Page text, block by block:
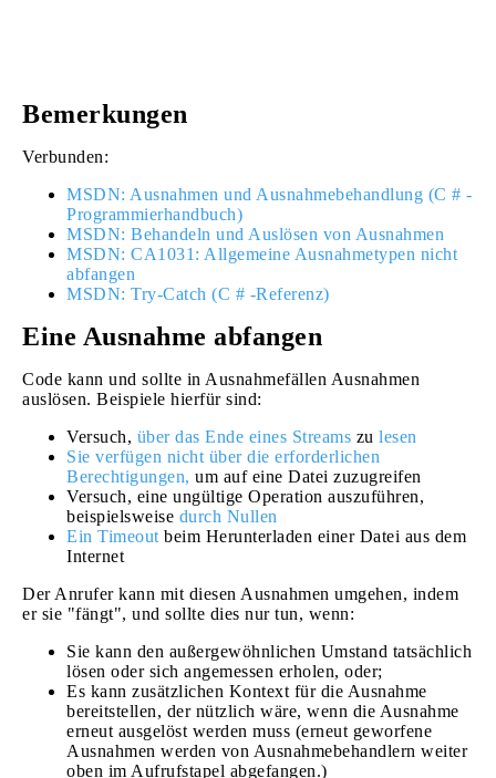
Bemerkungen
Verbunden:
MSDN: Ausnahmen und Ausnahmebehandlung (C # -
Programmierhandbuch)
MSDN: Behandeln und Auslösen von Ausnahmen
MSDN: CA1031: Allgemeine Ausnahmetypen nicht
abfangen
MSDN: Try-Catch (C # -Referenz)
Eine Ausnahme abfangen
Code kann und sollte in Ausnahmefällen Ausnahmen
auslösen. Beispiele hierfür sind:
Versuch, über das Ende eines Streams zu lesen
Sie verfügen nicht über die erforderlichen
Berechtigungen, um auf eine Datei zuzugreifen
Versuch, eine ungültige Operation auszuführen,
beispielsweise durch Nullen
Ein Timeout beim Herunterladen einer Datei aus dem
Internet
Der Anrufer kann mit diesen Ausnahmen umgehen, indem
er sie "fängt", und sollte dies nur tun, wenn:
Sie kann den außergewöhnlichen Umstand tatsächlich
lösen oder sich angemessen erholen, oder;
Es kann zusätzlichen Kontext für die Ausnahme
bereitstellen, der nützlich wäre, wenn die Ausnahme
erneut ausgelöst werden muss (erneut geworfene
Ausnahmen werden von Ausnahmebehandlern weiter
oben im Aufrufstapel abgefangen.)